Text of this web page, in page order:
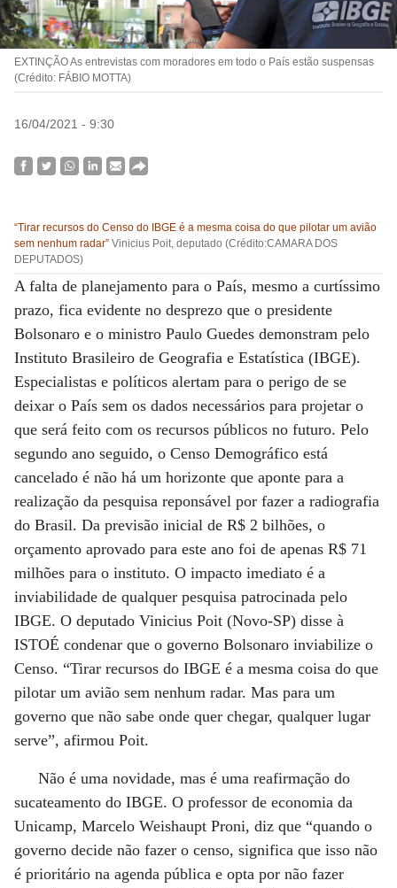
EXTINÇÃO As entrevistas com moradores em todo o País estão suspensas
(Crédito: FÁBIO MOTTA)
16/04/2021 - 9:30
“Tirar recursos do Censo do IBGE é a mesma coisa do que pilotar um avião
sem nenhum radar” Vinicius Poit, deputado (Crédito:CAMARA DOS
DEPUTADOS)
A falta de planejamento para o País, mesmo a curtíssimo
prazo, fica evidente no desprezo que o presidente
Bolsonaro e o ministro Paulo Guedes demonstram pelo
Instituto Brasileiro de Geografia e Estatística (IBGE).
Especialistas e políticos alertam para o perigo de se
deixar o País sem os dados necessários para projetar o
que será feito com os recursos públicos no futuro. Pelo
segundo ano seguido, o Censo Demográfico está
cancelado é não há um horizonte que aponte para a
realização da pesquisa reponsável por fazer a radiografia
do Brasil. Da previsão inicial de R$ 2 bilhões, o
orçamento aprovado para este ano foi de apenas R$ 71
milhões para o instituto. O impacto imediato é a
inviabilidade de qualquer pesquisa patrocinada pelo
IBGE. O deputado Vinicius Poit (Novo-SP) disse à
ISTOÉ condenar que o governo Bolsonaro inviabilize o
Censo. “Tirar recursos do IBGE é a mesma coisa do que
pilotar um avião sem nenhum radar. Mas para um
governo que não sabe onde quer chegar, qualquer lugar
serve”, afirmou Poit.
Não é uma novidade, mas é uma reafirmação do
sucateamento do IBGE. O professor de economia da
Unicamp, Marcelo Weishaupt Proni, diz que “quando o
governo decide não fazer o censo, significa que isso não
é prioritário na agenda pública e opta por não fazer